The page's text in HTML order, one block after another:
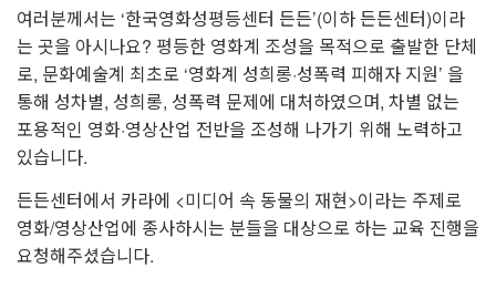
여러분께서는 ‘한국영화성평등센터 든든’(이하 든든센터)이라
는 곳을 아시나요? 평등한 영화계 조성을 목적으로 출발한 단체
로, 문화예술계 최초로 ‘영화계 성희롱·성폭력 피해자 지원’ 을
통해 성차별, 성희롱, 성폭력 문제에 대처하였으며, 차별 없는
포용적인 영화·영상산업 전반을 조성해 나가기 위해 노력하고
있습니다.
든든센터에서 카라에 <미디어 속 동물의 재현>이라는 주제로
영화/영상산업에 종사하시는 분들을 대상으로 하는 교육 진행을
요청해주셨습니다.